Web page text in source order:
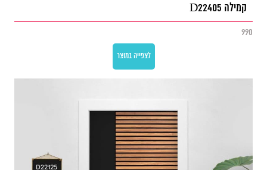
קמילה D22405
990
לצפייה במוצר